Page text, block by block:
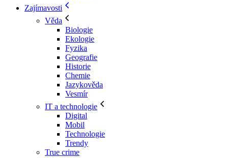
Zajímavosti
Věda
Biologie
Ekologie
Fyzika
Geografie
Historie
Chemie
Jazykověda
Vesmír
IT a technologie
Digital
Mobil
Technologie
Trendy
True crime